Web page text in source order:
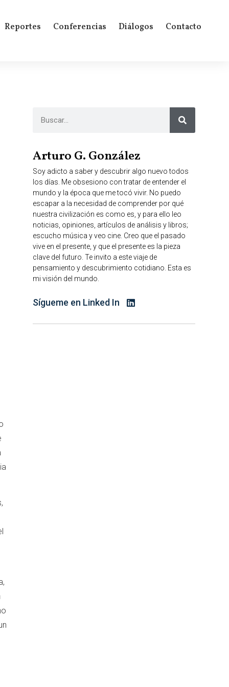
Reportes Conferencias Diálogos Contacto
Arturo G. González
Soy adicto a saber y descubrir algo nuevo todos
los días. Me obsesiono con tratar de entender el
mundo y la época que me tocó vivir. No puedo
escapar a la necesidad de comprender por qué
nuestra civilización es como es, y para ello leo
noticias, opiniones, artículos de análisis y libros;
escucho música y veo cine. Creo que el pasado
vive en el presente, y que el presente es la pieza
clave del futuro. Te invito a este viaje de
pensamiento y descubrimiento cotidiano. Esta es
mi visión del mundo.
Sígueme en Linked In